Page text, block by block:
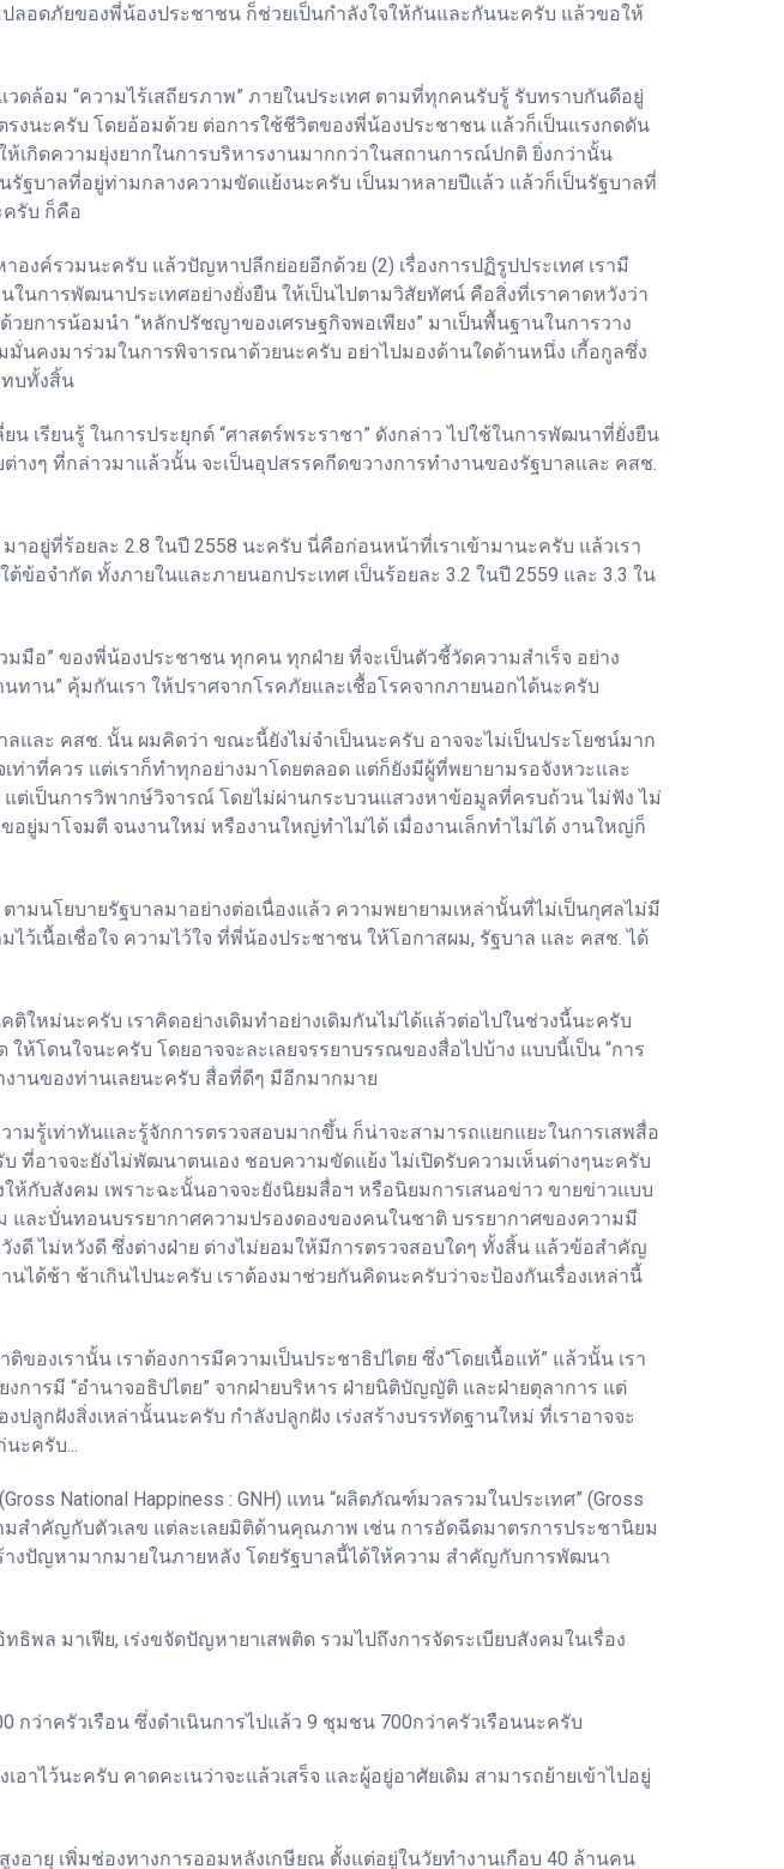
อดภัยของพี่น้องประชาชน ก็ช่วยเป็นกำลังใจให้กันและกันนะครับ แล้วขอให้
ดล้อม “ความไร้เสถียรภาพ” ภายในประเทศ ตามที่ทุกคนรับรู้ รับทราบกันดีอยู่
งนะครับ โดยอ้อมด้วย ต่อการใช้ชีวิตของพี่น้องประชาชน แล้วก็เป็นแรงกดดัน
กิดความยุ่งยากในการบริหารงานมากกว่าในสถานการณ์ปกติ ยิ่งกว่านั้น
ฐบาลที่อยู่ท่ามกลางความขัดแย้งนะครับ เป็นมาหลายปีแล้ว แล้วก็เป็นรัฐบาลที่
ครับ ก็คือ
ค์รวมนะครับ แล้วปัญหาปลีกย่อยอีกด้วย (2) เรื่องการปฏิรูปประเทศ เรามี
นการพัฒนาประเทศอย่างยั่งยืน ให้เป็นไปตามวิสัยทัศน์ คือสิ่งที่เราคาดหวังว่า
การน้อมนำ “หลักปรัชญาของเศรษฐกิจพอเพียง” มาเป็นพื้นฐานในการวาง
คงมาร่วมในการพิจารณาด้วยนะครับ อย่าไปมองด้านใดด้านหนึ่ง เกี้อกูลซึ่ง
บทั้งสิ้น
เรียนรู้ ในการประยุกต์ “ศาสตร์พระราชา” ดังกล่าว ไปใช้ในการพัฒนาที่ยั่งยืน
งๆ ที่กล่าวมาแล้วนั้น จะเป็นอุปสรรคกีดขวางการทำงานของรัฐบาลและ คสช.
าอยู่ที่ร้อยละ 2.8 ในปี 2558 นะครับ นี่คือก่อนหน้าที่เราเข้ามานะครับ แล้วเรา
อจำกัด ทั้งภายในและภายนอกประเทศ เป็นร้อยละ 3.2 ในปี 2559 และ 3.3 ใน
มือ” ของพี่น้องประชาชน ทุกคน ทุกฝ่าย ที่จะเป็นตัวชี้วัดความสำเร็จ อย่าง
ทาน” คุ้มกันเรา ให้ปราศจากโรคภัยและเชื้อโรคจากภายนอกได้นะครับ
และ คสช. นั้น ผมคิดว่า ขณะนี้ยังไม่จำเป็นนะครับ อาจจะไม่เป็นประโยชน์มาก
ท่าที่ควร แต่เราก็ทำทุกอย่างมาโดยตลอด แต่ก็ยังมีผู้ที่พยายามรอจังหวะและ
แต่เป็นการวิพากษ์วิจารณ์ โดยไม่ผ่านกระบวนแสวงหาข้อมูลที่ครบถ้วน ไม่ฟัง ไม่
อยู่มาโจมตี จนงานใหม่ หรืองานใหญ่ทำไม่ได้ เมื่องานเล็กทำไม่ได้ งานใหญ่ก็
มนโยบายรัฐบาลมาอย่างต่อเนื่องแล้ว ความพยายามเหล่านั้นที่ไม่เป็นกุศลไม่มี
ว้เนื้อเชื่อใจ ความไว้ใจ ที่พี่น้องประชาชน ให้โอกาสผม, รัฐบาล และ คสช. ได้
หม่นะครับ เราคิดอย่างเดิมทำอย่างเดิมกันไม่ได้แล้วต่อไปในช่วงนี้นะครับ
ห้โดนใจนะครับ โดยอาจจะละเลยจรรยาบรรณของสื่อไปบ้าง แบบนี้เป็น “การ
งานของท่านเลยนะครับ สื่อที่ดีๆ มีอีกมากมาย
รู้เท่าทันและรู้จักการตรวจสอบมากขึ้น ก็น่าจะสามารถแยกแยะในการเสพสื่อ
อาจจะยังไม่พัฒนาตนเอง ชอบความขัดแย้ง ไม่เปิดรับความเห็นต่างๆนะครับ
กับสังคม เพราะฉะนั้นอาจจะยังนิยมสื่อฯ หรือนิยมการเสนอข่าว ขายข่าวแบบ
และบั่นทอนบรรยากาศความปรองดองของคนในชาติ บรรยากาศของความมี
งดี ไม่หวังดี ซึ่งต่างฝ่าย ต่างไม่ยอมให้มีการตรวจสอบใดๆ ทั้งสิ้น แล้วข้อสำคัญ
ด้ช้า ช้าเกินไปนะครับ เราต้องมาช่วยกันคิดนะครับว่าจะป้องกันเรื่องเหล่านี้
ของเรานั้น เราต้องการมีความเป็นประชาธิปไตย ซึ่ง“โดยเนื้อแท้” แล้วนั้น เรา
การมี “อำนาจอธิปไตย” จากฝ่ายบริหาร ฝ่ายนิติบัญญัติ และฝ่ายตุลาการ แต่
ลูกฝังสิ่งเหล่านั้นนะครับ กำลังปลูกฝัง เร่งสร้างบรรทัดฐานใหม่ ที่เราอาจจะ
ครับ...
National Happiness : GNH) แทน “ผลิตภัณฑ์มวลรวมในประเทศ” (Gross
ามสำคัญกับตัวเลข แต่ละเลยมิติด้านคุณภาพ เช่น การอัดฉีดมาตรการประชานิยม
างปัญหามากมายในภายหลัง โดยรัฐบาลนี้ได้ให้ความ สำคัญกับการพัฒนา
ล มาเฟีย, เร่งขจัดปัญหายาเสพติด รวมไปถึงการจัดระเบียบสังคมในเรื่อง
ว่าครัวเรือน ซึ่งดำเนินการไปแล้ว 9 ชุมชน 700กว่าครัวเรือนนะครับ
ไว้นะครับ คาดคะเนว่าจะแล้วเสร็จ และผู้อยู่อาศัยเดิม สามารถย้ายเข้าไปอยู่
อายุ เพิ่มช่องทางการออมหลังเกษียณ ตั้งแต่อยู่ในวัยทำงานเกือบ 40 ล้านคน